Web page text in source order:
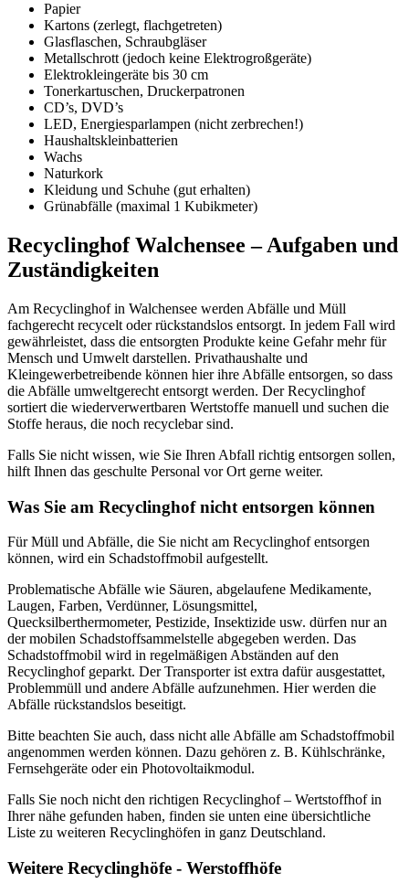
Papier
Kartons (zerlegt, flachgetreten)
Glasflaschen, Schraubgläser
Metallschrott (jedoch keine Elektrogroßgeräte)
Elektrokleingeräte bis 30 cm
Tonerkartuschen, Druckerpatronen
CD’s, DVD’s
LED, Energiesparlampen (nicht zerbrechen!)
Haushaltskleinbatterien
Wachs
Naturkork
Kleidung und Schuhe (gut erhalten)
Grünabfälle (maximal 1 Kubikmeter)
Recyclinghof Walchensee – Aufgaben und
Zuständigkeiten
Am Recyclinghof in Walchensee werden Abfälle und Müll
fachgerecht recycelt oder rückstandslos entsorgt. In jedem Fall wird
gewährleistet, dass die entsorgten Produkte keine Gefahr mehr für
Mensch und Umwelt darstellen. Privathaushalte und
Kleingewerbetreibende können hier ihre Abfälle entsorgen, so dass
die Abfälle umweltgerecht entsorgt werden. Der Recyclinghof
sortiert die wiederverwertbaren Wertstoffe manuell und suchen die
Stoffe heraus, die noch recyclebar sind.
Falls Sie nicht wissen, wie Sie Ihren Abfall richtig entsorgen sollen,
hilft Ihnen das geschulte Personal vor Ort gerne weiter.
Was Sie am Recyclinghof nicht entsorgen können
Für Müll und Abfälle, die Sie nicht am Recyclinghof entsorgen
können, wird ein Schadstoffmobil aufgestellt.
Problematische Abfälle wie Säuren, abgelaufene Medikamente,
Laugen, Farben, Verdünner, Lösungsmittel,
Quecksilberthermometer, Pestizide, Insektizide usw. dürfen nur an
der mobilen Schadstoffsammelstelle abgegeben werden. Das
Schadstoffmobil wird in regelmäßigen Abständen auf den
Recyclinghof geparkt. Der Transporter ist extra dafür ausgestattet,
Problemmüll und andere Abfälle aufzunehmen. Hier werden die
Abfälle rückstandslos beseitigt.
Bitte beachten Sie auch, dass nicht alle Abfälle am Schadstoffmobil
angenommen werden können. Dazu gehören z. B. Kühlschränke,
Fernsehgeräte oder ein Photovoltaikmodul.
Falls Sie noch nicht den richtigen Recyclinghof – Wertstoffhof in
Ihrer nähe gefunden haben, finden sie unten eine übersichtliche
Liste zu weiteren Recyclinghöfen in ganz Deutschland.
Weitere Recyclinghöfe - Werstoffhöfe